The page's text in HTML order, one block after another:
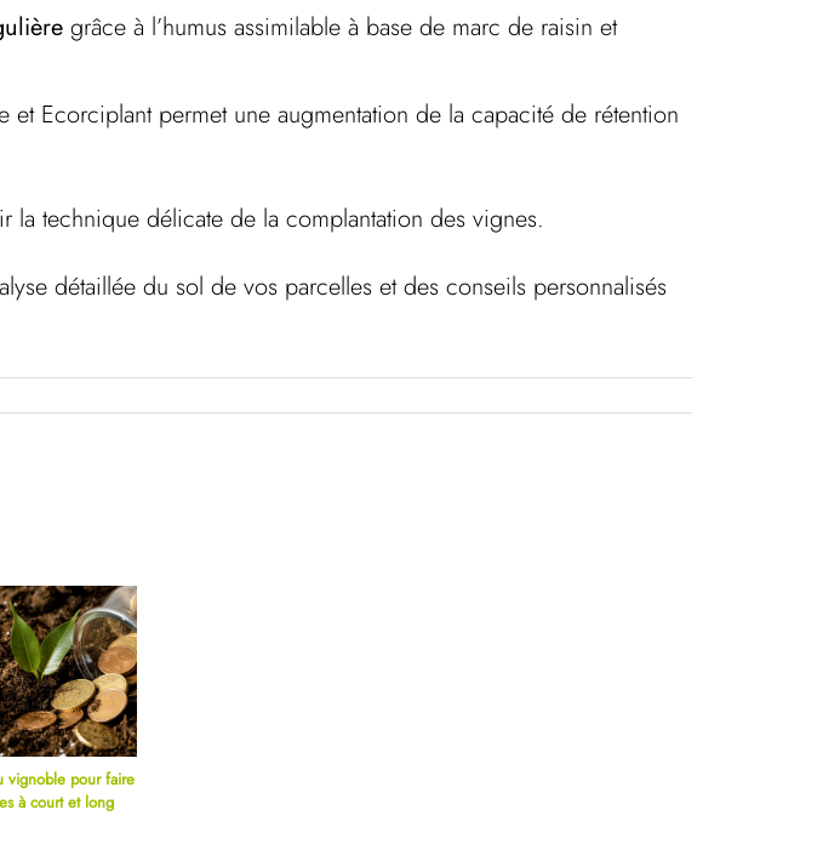
grâce à l’humus assimilable à base de marc de raisin et
et Ecorciplant permet une augmentation de la capacité de rétention
la technique délicate de la complantation des vignes.
détaillée du sol de vos parcelles et des conseils personnalisés
vignoble pour faire
à court et long